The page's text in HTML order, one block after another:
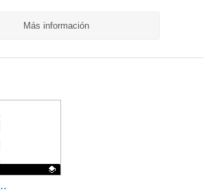
Más información
estar segur@